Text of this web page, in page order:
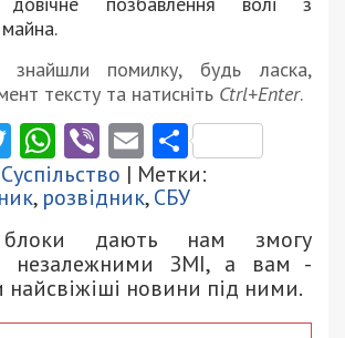
помилку, будь ласка,
тексту та натисніть Ctrl+Enter.
Twitter
WhatsApp
ViberEmail
Суспільство | Метки:
, розвідник,СБУ
блоки дають нам змогу
незалежними ЗМІ, а вам -
новини під ними.